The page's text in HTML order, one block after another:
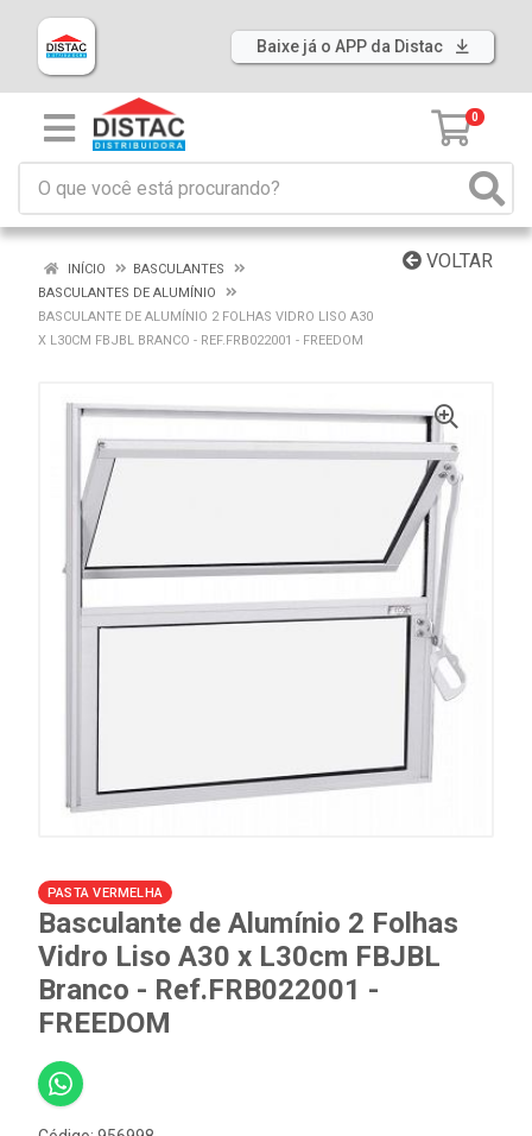
Baixe já o APP da Distac
0
VOLTAR
INÍCIO
BASCULANTES
BASCULANTES DE ALUMÍNIO
BASCULANTE DE ALUMÍNIO 2 FOLHAS VIDRO LISO A30
X L30CM FBJBL BRANCO - REF.FRB022001 - FREEDOM
PASTA VERMELHA
Basculante de Alumínio 2 Folhas
Vidro Liso A30 x L30cm FBJBL
Branco - Ref.FRB022001 -
FREEDOM